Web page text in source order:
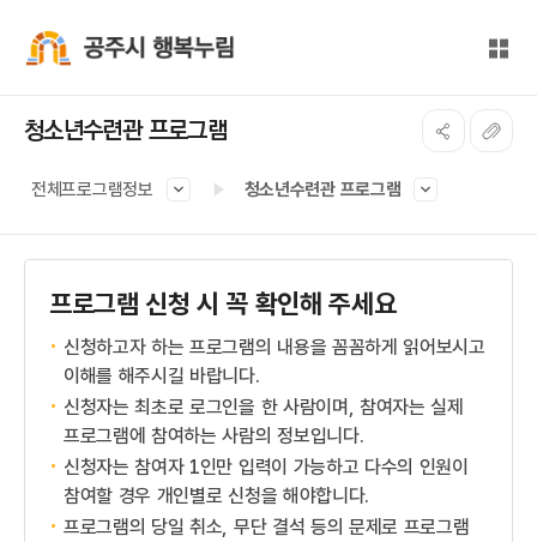
전체
청소년수련관 프로그램
전체프로그램정보 청소년수련관 프로그램
프로그램 신청 시 꼭 확인해 주세요
신청하고자 하는 프로그램의 내용을 꼼꼼하게 읽어보시고
이해를 해주시길 바랍니다.
신청자는 최초로 로그인을 한 사람이며, 참여자는 실제
프로그램에 참여하는 사람의 정보입니다.
신청자는 참여자 1인만 입력이 가능하고 다수의 인원이
참여할 경우 개인별로 신청을 해야합니다.
프로그램의 당일 취소, 무단 결석 등의 문제로 프로그램